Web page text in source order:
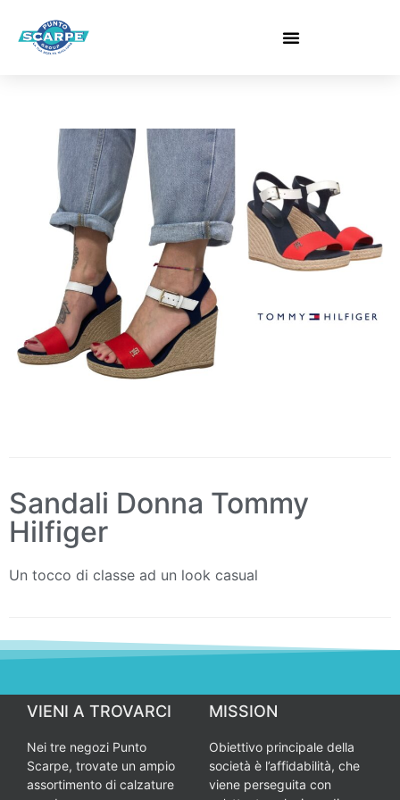
Sandali Donna Tommy
Hilfiger
Un tocco di classe ad un look casual
VIENI A TROVARCI
Nei tre negozi Punto
Scarpe, trovate un ampio
assortimento di calzature
MISSION
Obiettivo principale della
società è l’affidabilità, che
viene perseguita con